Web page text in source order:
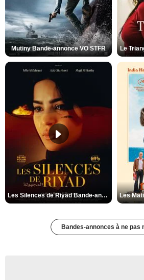
Mutiny Bande-annonce VO STFR Le
Les Silences de Riyad Bande-annonce VO STFR
Bandes-annonces à ne pas